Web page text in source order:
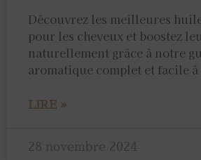
Découvrez les meilleures
pour les cheveux et boostez
naturellement grâce à notre
aromatique complet et facile
LIRE »
28 novembre 2024